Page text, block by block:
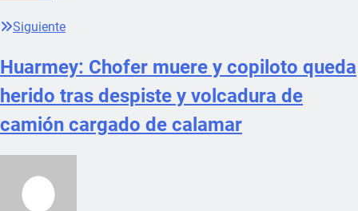
Siguiente
Huarmey: Chofer muere y copiloto queda
herido tras despiste y volcadura de
camión cargado de calamar